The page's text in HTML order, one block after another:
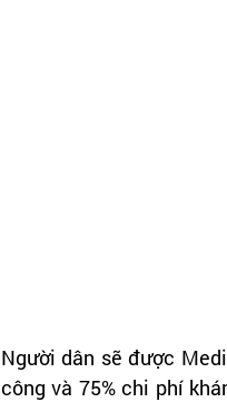
Người dân sẽ được
công và 75% chi phí